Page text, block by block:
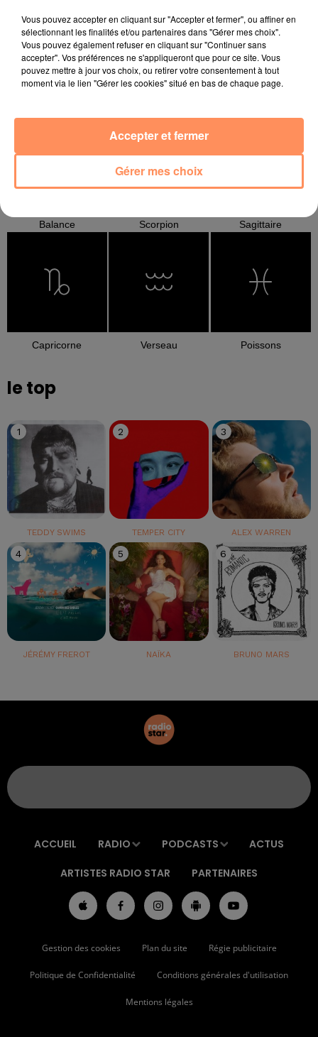
Balance Scorpion Sagittaire
Capricorne Verseau Poissons
le top
1
TEDDY SWIMS
2
TEMPER CITY
3
ALEX WARREN
4
JÉRÉMY FREROT
5
NAÏKA
6
BRUNO MARS
ACCUEIL RADIO PODCASTS ACTUS
ARTISTES RADIO STAR PARTENAIRES
Gestion des cookies Plan du site Régie publicitaire
Politique de Confidentialité Conditions générales d'utilisation
Mentions légales
Vous pouvez accepter en cliquant sur "Accepter et fermer", ou affiner en
sélectionnant les finalités et/ou partenaires dans "Gérer mes choix".
Vous pouvez également refuser en cliquant sur "Continuer sans
accepter". Vos préférences ne s'appliqueront que pour ce site. Vous
pouvez mettre à jour vos choix, ou retirer votre consentement à tout
moment via le lien "Gérer les cookies" situé en bas de chaque page.
Gérer mes choix
Accepter et fermer